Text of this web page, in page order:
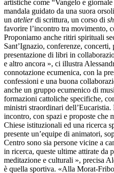
artistiche come “Vangelo e
mandala guidato da una suora
un atelierdi scrittura, un corso di
favorire l’incontro tra movimento,
Proponiamo anche ritiri spirituali
Sant’Ignazio, conferenze, concerti,
presentazione di libri in
e altro ancora », ci illustra
connotazione ecumenica, con la
confessioni e una buona
anche un gruppo ecumenico di
formazioni cattoliche specifiche,
ministri straordinari
incontro, con spazi e proposte che
Chiese istituzionali ed una ricerca
presente un’equipe di animatori,
Centro sono sia persone vicine a
in ricerca, queste ultime attirate da
meditazione e culturali », precisa
è quella sportiva. «Alla Morat-